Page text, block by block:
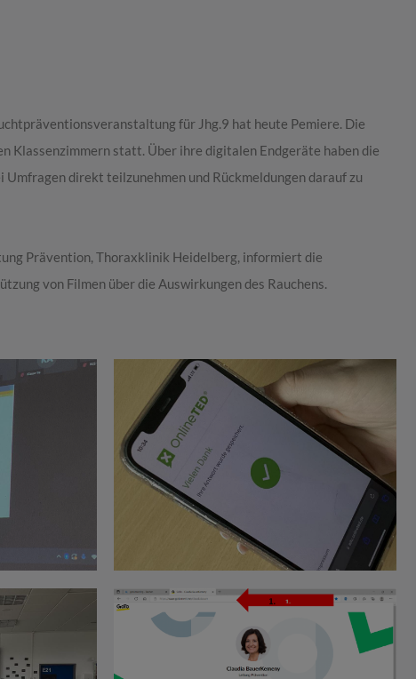
für Jhg.9 hat heute Pemiere. Die
Klassenzimmern statt. Über ihre digitalen Endgeräte haben die
direkt teilzunehmen und Rückmeldungen darauf zu
Prävention, Thoraxklinik Heidelberg, informiert die
von Filmen über die Auswirkungen des Rauchens.